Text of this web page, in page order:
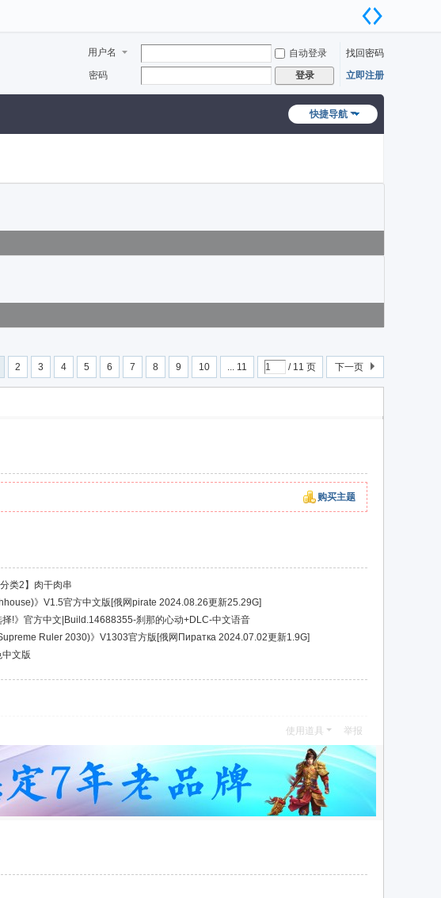
用户名 自动登录
找回密码
密码
登录 立即注册
快捷导航
2 3 4 5 6 7 8 9 10 ... 11 / 11 页 下一页
购买主题
类2】肉干肉串
》V1.5官方中文版[俄网pirate 2024.08.26更新25.29G]
择!》官方中文|Build.14688355-刹那的心动+DLC-中文语音
Ruler 2030)》V1303官方版[俄网Пиратка 2024.07.02更新1.9G]
文版
使用道具 举报